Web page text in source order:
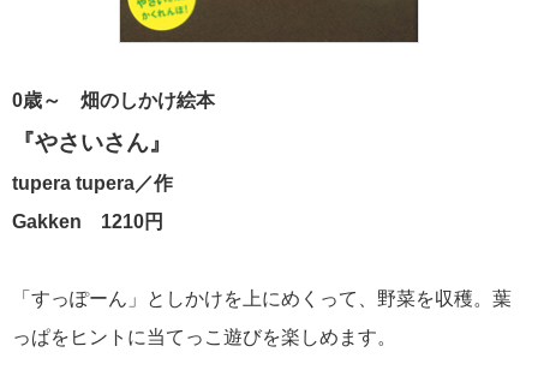
0歳～ 畑のしかけ絵本
『やさいさん』
tupera tupera／作
Gakken 1210円
「すっぽーん」としかけを上にめくって、野菜を収穫。葉
っぱをヒントに当てっこ遊びを楽しめます。